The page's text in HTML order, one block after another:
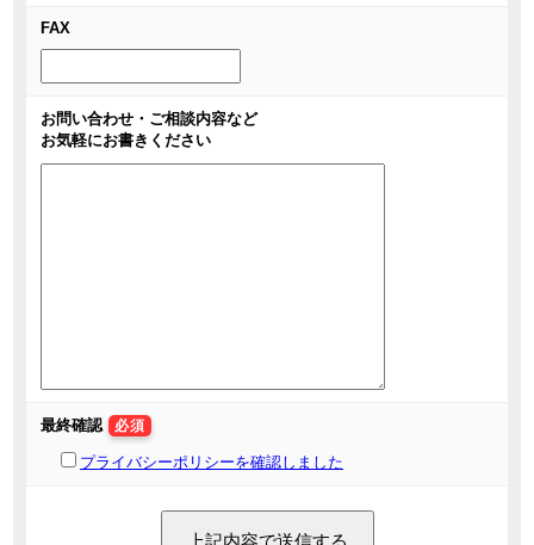
FAX
お問い合わせ・ご相談内容など
お気軽にお書きください
最終確認 必須
プライバシーポリシーを確認しました